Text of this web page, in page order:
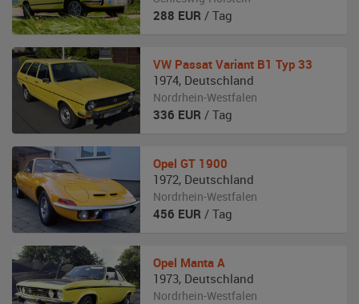
288 EUR / Tag
VW Passat Variant B1 Typ 33
1974, Deutschland
Nordrhein-Westfalen
336 EUR / Tag
Opel GT 1900
1972, Deutschland
Nordrhein-Westfalen
456 EUR / Tag
Opel Manta A
1973, Deutschland
Nordrhein-Westfalen